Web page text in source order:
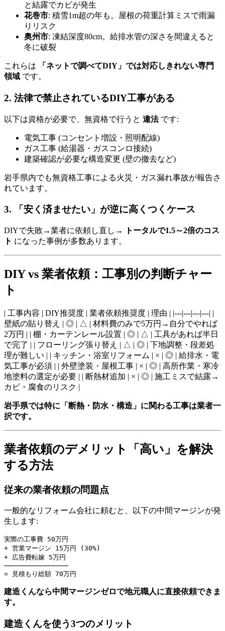
と結露でカビが発生
花巻市: 積雪1m超の年も。屋根の荷重計算ミスで雨漏
りリスク
奥州市: 凍結深度80cm。給排水管の深さを間違えると
冬に破裂
これらは
「ネットで調べてDIY」では対応しきれない専門
領域 です。
2. 法律で禁止されているDIY工事がある
以下は資格が必要で、無資格で行うと 違法です:
電気工事 (コンセント増設・照明配線)
ガス工事 (給湯器・ガスコンロ接続)
建築確認が必要な構造変更 (壁の撤去など)
岩手県内でも無資格工事による火災・ガス漏れ事故が報告さ
れています。
3. 「安く済ませたい」が逆に高くつくケース
DIYで失敗→業者に依頼し直し→
トータルで1.5～2倍のコス
ト になった事例が多数あります。
DIY vs 業者依頼：工事別の判断チャー
ト
| 工事内容 | DIY推奨度 | 業者依頼推奨度 | 理由 | |---|---|---|---| |
壁紙の貼り替え | ◎ | △ | 材料費のみで5万円→自分でやれば
2万円 | | 棚・カーテンレール設置 | ◎ | △ | 工具があれば半日
で完了 | | フローリング張り替え | △ | ◎ | 下地調整・段差処
理が難しい | | キッチン・浴室リフォーム | × | ◎ | 給排水・電
気工事が必須 | | 外壁塗装・屋根工事 | × | ◎ | 高所作業・寒冷
地塗料の選定が必要 | | 断熱材追加 | × | ◎ | 施工ミスで結露→
カビ・腐食のリスク |
岩手県では特に「断熱・防水・構造」に関わる工事は業者一
択です。
業者依頼のデメリット「高い」を解決
する方法
従来の業者依頼の問題点
一般的なリフォーム会社に頼むと、以下の中間マージンが発
生します:
実際の工事費 50万円
+ 営業マージン 15万円 (30%)
+ 広告費転嫁 5万円
────────────────
建造くんなら中間マージンゼロで地元職人に直接依頼できま
す。
建造くんを使う3つのメリット